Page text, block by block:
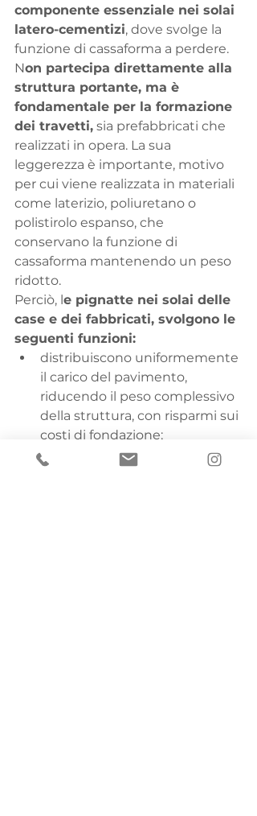
componente essenziale nei solai
latero-cementizi, dove svolge la
funzione di cassaforma a perdere.
Non partecipa direttamente alla
struttura portante, ma è
fondamentale per la formazione
dei travetti, sia prefabbricati che
realizzati in opera. La sua
leggerezza è importante, motivo
per cui viene realizzata in materiali
come laterizio, poliuretano o
polistirolo espanso, che
conservano la funzione di
cassaforma mantenendo un peso
ridotto.
Perciò, l e pignatte nei solai delle
case e dei fabbricati, svolgono le
seguenti funzioni:
distribuiscono uniformemente
il carico del pavimento,
riducendo il peso complessivo
della struttura, con risparmi sui
costi di fondazione;
contribuiscono all’isolamento